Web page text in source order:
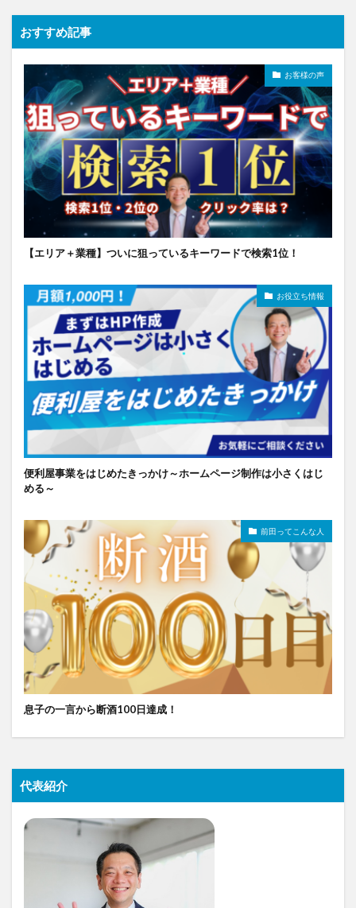
おすすめ記事
お客様の声
【エリア＋業種】ついに狙っているキーワードで検索1位！
お役立ち情報
便利屋事業をはじめたきっかけ～ホームページ制作は小さくはじ
める～
前田ってこんな人
息子の一言から断酒100日達成！
代表紹介